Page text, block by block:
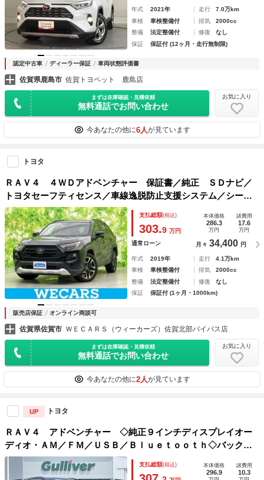
年式 2021年 走行
7.0万km
車検
車検整備付 排気
2000cc
整備
法定整備付 修復
なし
保証
保証付 (12ヶ月・走行無制限)
認定中古車 ディーラー保証 車両状態評価書
佐賀県鹿島市 佐賀トヨペット 鹿島店
まずは在庫確認・見積依頼
無料通話でお問い合わせ
お気に入り
今あなたの他に6人が見ています
トヨタ
ＲＡＶ４ ４ＷＤアドベンチャー 保証書／純正 ＳＤナビ／
トヨタセーフティセンス／車線逸脱防止支援システム／シー
ト 合皮／ヘッドランプ ＬＥＤ／ＵＳＢジャック／Ｂｌｕｅ
ｔｏｏｔｈ接続／ＥＴＣ／ＥＢＤ付ＡＢＳ／横滑り防止装置
支払総額(税込)
303.9 万円
本体価格
286.3
万円
諸費用
17.6
万円
通常ローン 月々 34,400 円
年式 2019年 走行
4.1万km
車検
車検整備付 排気
2000cc
整備
法定整備付 修復
なし
保証
保証付 (1ヶ月・1000km)
販売店保証 オンライン商談可
佐賀県佐賀市 ＷＥＣＡＲＳ（ウィーカーズ）佐賀北部バイパス店
まずは在庫確認・見積依頼
無料通話でお問い合わせ
お気に入り
今あなたの他に2人が見ています
UP トヨタ
ＲＡＶ４ アドベンチャー ◇純正９インチディスプレイオー
ディオ・ＡＭ／ＦＭ／ＵＳＢ／Ｂｌｕｅｔｏｏｔｈ◇バックカ
メラ◇ビルトインＥＴＣ◇電子パーキングブレーキ・ＡＵＴ
Ｏ ＨＯＬＤ機能◇合皮レザーシート◇Ｄ席パワー
支払総額(税込) 本体価格
296.9
諸費用
10.3